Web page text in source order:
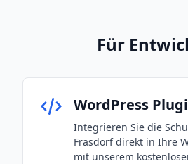
Für
WordPress
Integrieren Sie die
Frasdorf direkt in Ihre
mit unserem